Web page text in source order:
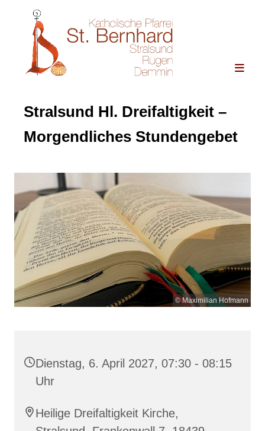
Stralsund Hl. Dreifaltigkeit –
Morgendliches Stundengebet
© Maximilian Hofmann
Dienstag, 6. April 2027, 07:30 - 08:15
Uhr
Heilige Dreifaltigkeit Kirche,